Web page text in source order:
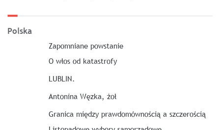
Polska
Zapomniane powstanie
O włos od katastrofy
LUBLIN.
Antonina Węzka, żoł
Granica między prawdomównością a szczerością